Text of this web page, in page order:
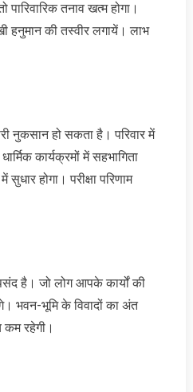
तनाव खत्म होगा।
हनुमान की तस्वीर लगायें। लाभ
नुकसान हो सकता है। परिवार में
कार्यक्रमों में सहभागिता
होगा। परीक्षा परिणाम
है। जो लोग आपके कार्यों की
भवन-भूमि के विवादों का अंत
कम रहेगी।